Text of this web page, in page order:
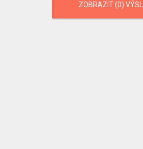
ZOBRAZIT (0)